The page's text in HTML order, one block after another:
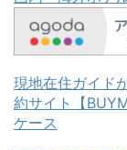
現地在住ガイド
約サイト【
ケース